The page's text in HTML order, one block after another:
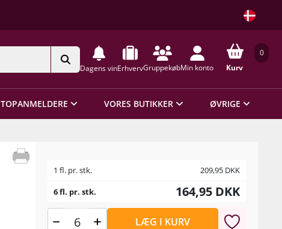
Dagens vinErhvervGruppekøbMin konto
0
Kurv
TOPANMELDERE VORES BUTIKKER ØVRIGE
1 fl. pr. stk. 209,95 DKK
6 fl. pr. stk.
164,95 DKK
LÆG I KURV